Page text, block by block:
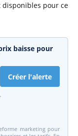
disponibles pour ce
baisse pour
Créer l'alerte
marketing pour